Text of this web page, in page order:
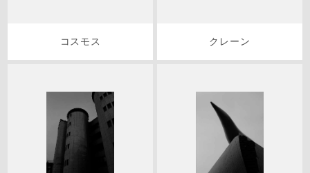
コスモス クレーン